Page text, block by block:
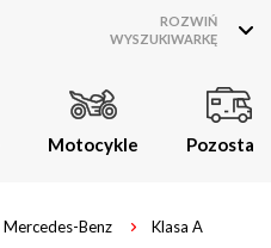
Motocykle Pozostałe
ROZWIŃ
WYSZUKIWARKĘ
Mercedes-Benz
Klasa A